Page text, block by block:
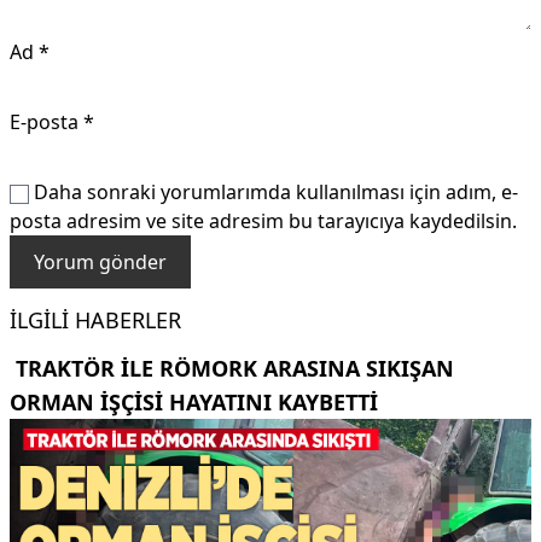
Ad *
E-posta *
Daha sonraki yorumlarımda kullanılması için adım, e-
posta adresim ve site adresim bu tarayıcıya kaydedilsin.
İLGILI HABERLER
TRAKTÖR ILE RÖMORK ARASINA SIKIŞAN
ORMAN IŞÇISI HAYATINI KAYBETTI